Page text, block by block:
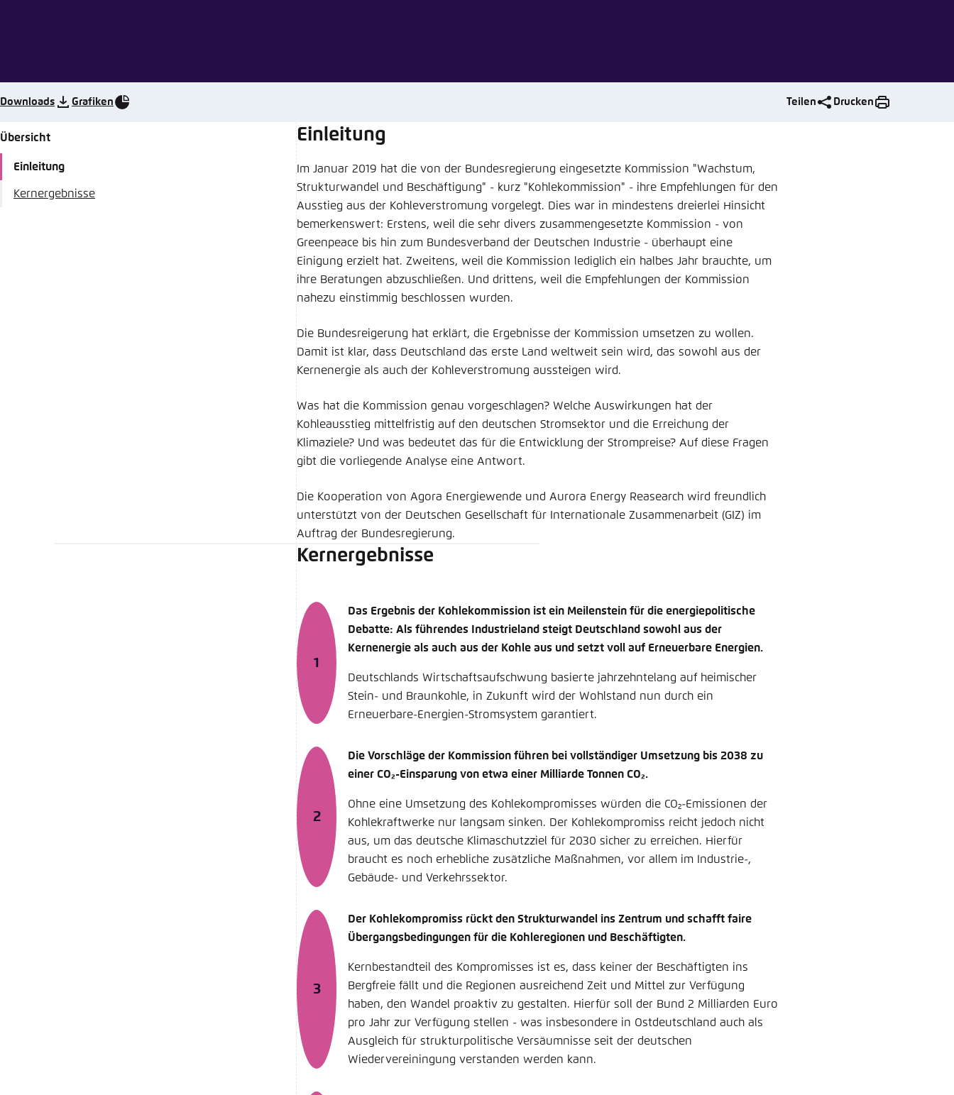
Downloads Grafiken Teilen Drucken
Übersicht
Einleitung
Kernergebnisse
Einleitung
Im Januar 2019 hat die von der Bundesregierung eingesetzte Kommission "Wachstum,
Strukturwandel und Beschäftigung" - kurz "Kohlekommission" - ihre Empfehlungen für den
Ausstieg aus der Kohleverstromung vorgelegt. Dies war in mindestens dreierlei Hinsicht
bemerkenswert: Erstens, weil die sehr divers zusammengesetzte Kommission - von
Greenpeace bis hin zum Bundesverband der Deutschen Industrie - überhaupt eine
Einigung erzielt hat. Zweitens, weil die Kommission lediglich ein halbes Jahr brauchte, um
ihre Beratungen abzuschließen. Und drittens, weil die Empfehlungen der Kommission
nahezu einstimmig beschlossen wurden.
Die Bundesreigerung hat erklärt, die Ergebnisse der Kommission umsetzen zu wollen.
Damit ist klar, dass Deutschland das erste Land weltweit sein wird, das sowohl aus der
Kernenergie als auch der Kohleverstromung aussteigen wird.
Was hat die Kommission genau vorgeschlagen? Welche Auswirkungen hat der
Kohleausstieg mittelfristig auf den deutschen Stromsektor und die Erreichung der
Klimaziele? Und was bedeutet das für die Entwicklung der Strompreise? Auf diese Fragen
gibt die vorliegende Analyse eine Antwort.
Die Kooperation von Agora Energiewende und Aurora Energy Reasearch wird freundlich
unterstützt von der Deutschen Gesellschaft für Internationale Zusammenarbeit (GIZ) im
Auftrag der Bundesregierung.
Kernergebnisse
Das Ergebnis der Kohlekommission ist ein Meilenstein für die energiepolitische
Debatte: Als führendes Industrieland steigt Deutschland sowohl aus der
Kernenergie als auch aus der Kohle aus und setzt voll auf Erneuerbare Energien.
Deutschlands Wirtschaftsaufschwung basierte jahrzehntelang auf heimischer
Stein- und Braunkohle, in Zukunft wird der Wohlstand nun durch ein
Erneuerbare-Energien-Stromsystem garantiert.
Die Vorschläge der Kommission führen bei vollständiger Umsetzung bis 2038 zu
einer CO₂-Einsparung von etwa einer Milliarde Tonnen CO₂.
Ohne eine Umsetzung des Kohlekompromisses würden die CO₂-Emissionen der
Kohlekraftwerke nur langsam sinken. Der Kohlekompromiss reicht jedoch nicht
aus, um das deutsche Klimaschutzziel für 2030 sicher zu erreichen. Hierfür
braucht es noch erhebliche zusätzliche Maßnahmen, vor allem im Industrie-,
Gebäude- und Verkehrssektor.
Der Kohlekompromiss rückt den Strukturwandel ins Zentrum und schafft faire
Übergangsbedingungen für die Kohleregionen und Beschäftigten.
Kernbestandteil des Kompromisses ist es, dass keiner der Beschäftigten ins
Bergfreie fällt und die Regionen ausreichend Zeit und Mittel zur Verfügung
haben, den Wandel proaktiv zu gestalten. Hierfür soll der Bund 2 Milliarden Euro
pro Jahr zur Verfügung stellen - was insbesondere in Ostdeutschland auch als
Ausgleich für strukturpolitische Versäumnisse seit der deutschen
Wiedervereiningung verstanden werden kann.